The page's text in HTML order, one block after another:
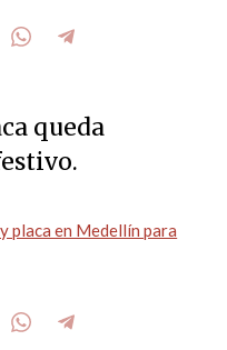
queda
placa en Medellín para